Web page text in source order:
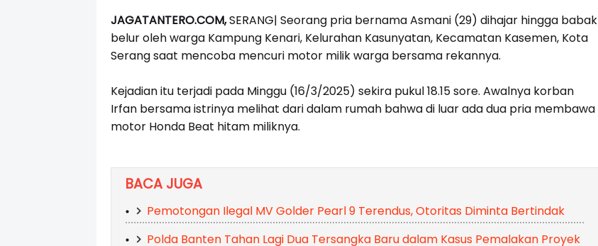
JAGATANTERO.COM,SERANG| Seorang pria bernama Asmani (29) dihajar hingga babak
belur oleh warga Kampung Kenari, Kelurahan Kasunyatan, Kecamatan Kasemen, Kota
Serang saat mencoba mencuri motor milik warga bersama rekannya.
Kejadian itu terjadi pada Minggu (16/3/2025) sekira pukul 18.15 sore. Awalnya korban
Irfan bersama istrinya melihat dari dalam rumah bahwa di luar ada dua pria membawa
motor Honda Beat hitam miliknya.
BACA JUGA
Pemotongan Ilegal MV Golder Pearl 9 Terendus, Otoritas Diminta Bertindak
Polda Banten Tahan Lagi Dua Tersangka Baru dalam Kasus Pemalakan Proyek